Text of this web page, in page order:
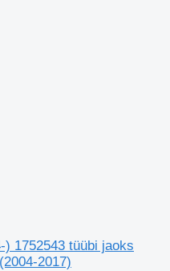
1752543 tüübi jaoks
2017)